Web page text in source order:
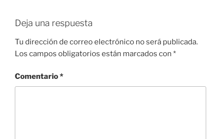
Deja una respuesta
Tu dirección de correo electrónico no será publicada.
Los campos obligatorios están marcados con *
Comentario*